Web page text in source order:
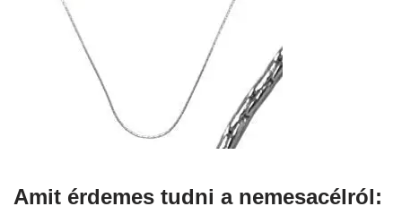
Amit érdemes tudni a nemesacélról: